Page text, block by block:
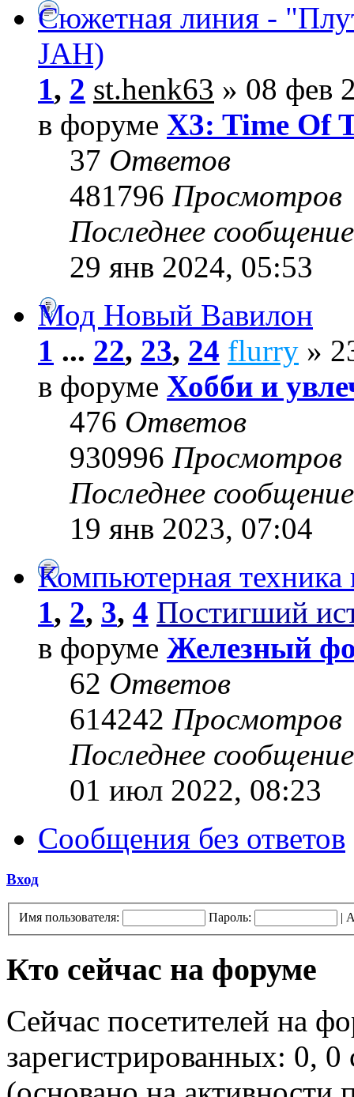
Сюжетная линия -
JAH)
1, 2 st.henk63 » 08 фев
в форуме X3: Time Of
37 Ответов
481796 Просмотров
Последнее
29 янв 2024, 05:53
Мод Новый Вавилон
1 ... 22, 23, 24 flurry »
в форуме Хобби и
476 Ответов
930996 Просмотров
Последнее
19 янв 2023, 07:04
Компьютерная
1, 2, 3, 4 Постигший
в форуме Железный
62 Ответов
614242 Просмотров
Последнее
01 июл 2022, 08:23
Сообщения без ответов
Вход
Имя пользователя: Пароль: |
Кто сейчас на форуме
Сейчас посетителей на
зарегистрированных: 0,